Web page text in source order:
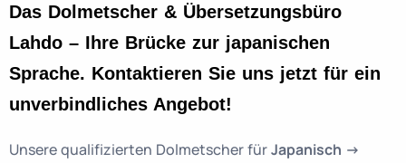
Das Dolmetscher & Übersetzungsbüro
Lahdo – Ihre Brücke zur japanischen
Sprache. Kontaktieren Sie uns jetzt für ein
unverbindliches Angebot!
Unsere qualifizierten Dolmetscher fürJapanisch ->